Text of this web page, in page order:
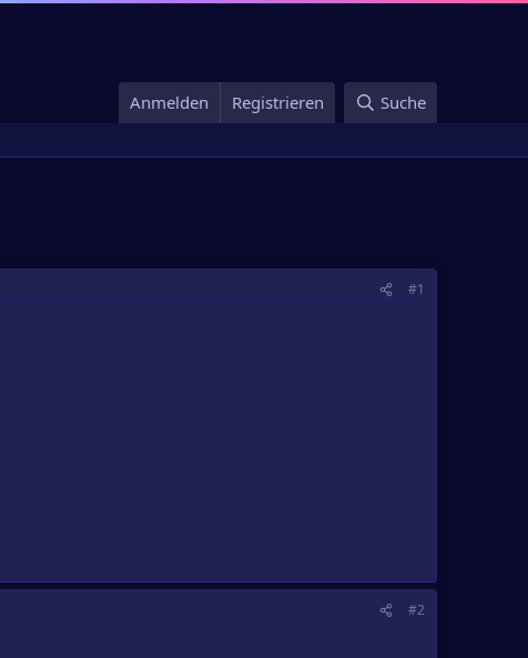
Anmelden Registrieren Suche
#1
#2